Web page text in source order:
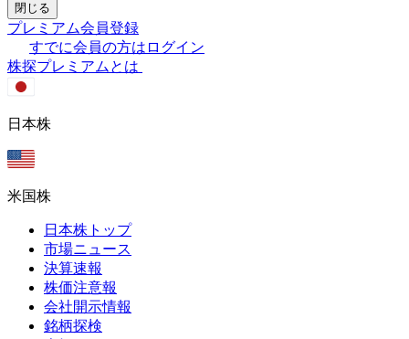
閉じる
プレミアム会員登録
すでに会員の方はログイン
株探プレミアムとは
日本株
米国株
日本株トップ
市場ニュース
決算速報
株価注意報
会社開示情報
銘柄探検